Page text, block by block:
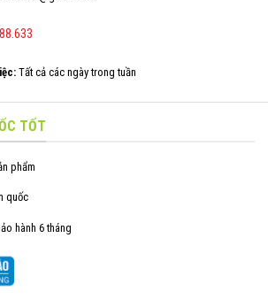
Tất cả các ngày trong tuần
TỐT
phẩm
quốc
hành 6 tháng